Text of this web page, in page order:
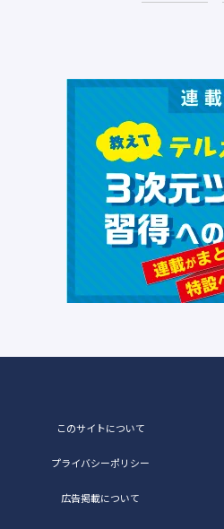
このサイトについて
プライバシーポリシー
広告掲載について